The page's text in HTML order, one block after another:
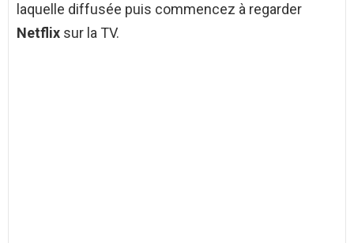
laquelle diffusée puis commencez à regarder
Netflix sur la TV.